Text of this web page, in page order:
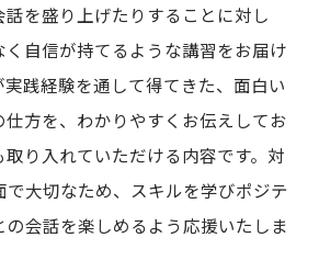
を盛り上げたりすることに対し
自信が持てるような講習をお届け
実践経験を通して得てきた、面白い
仕方を、わかりやすくお伝えしてお
取り入れていただける内容です。対
大切なため、スキルを学びポジテ
会話を楽しめるよう応援いたしま